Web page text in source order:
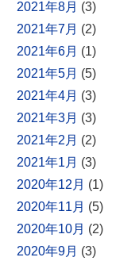
2021年8月 (3)
2021年7月 (2)
2021年6月 (1)
2021年5月 (5)
2021年4月 (3)
2021年3月 (3)
2021年2月 (2)
2021年1月 (3)
2020年12月 (1)
2020年11月 (5)
2020年10月 (2)
2020年9月 (3)